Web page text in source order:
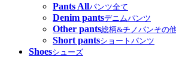
Pants Allパンツ全て
Denim pantsデニムパンツ
Other pants総柄&チノパンその
Short pantsショートパンツ
Shoesシューズ